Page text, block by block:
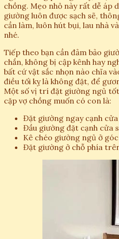
chồng. Mẹo nhỏ này rất dễ áp
giường luôn được sạch sẽ,
cần làm, luôn hút bụi, lau nhà
nhé.
Tiếp theo bạn cần đảm bảo
chắn, không bị cập kênh hay
bất cứ vật sắc nhọn nào chĩa
điều tối kỵ là không đặt, để
Một số vị trí đặt giường ngủ
cặp vợ chồng muốn có con là:
Đặt giường ngay cạnh
Đầu giường đặt cạnh cửa
Kê chéo giường ngủ ở
Đặt giường ở chỗ phía